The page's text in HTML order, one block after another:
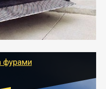
автотранспорт, быстро и
к новому месту
сохранности груза и
фурами